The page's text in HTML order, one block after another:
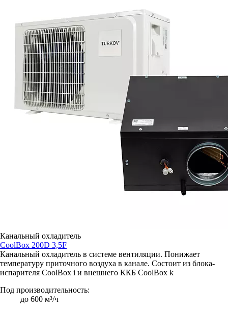
Канальный охладитель
CoolBox 200D 3,5F
Канальный охладитель в системе вентиляции. Понижает
температуру приточного воздуха в канале. Состоит из блока-
испарителя CoolBox i и внешнего ККБ CoolBox k
Под производительность:
до 600 м³/ч